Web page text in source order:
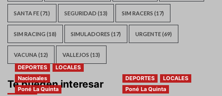
SANTA FE(71) SEGURIDAD (13) SIM RACERS (17)
SIM RACING (18) SIMULADORES (17) URGENTE(69)
VACUNA (12) VALLEJOS (13)
Te pueden interesar
DEPORTES
LOCALES
Nacionales
Poné La Quinta
DEPORTES
LOCALES
Poné La Quinta